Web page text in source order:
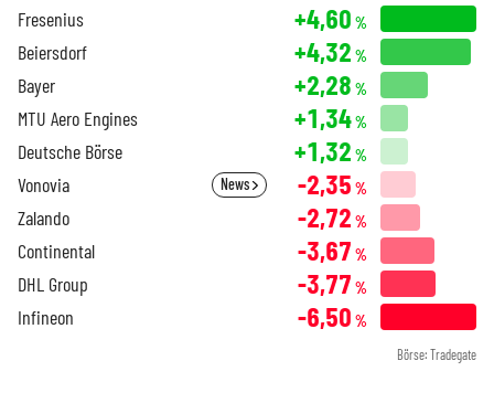
Fresenius +4,60 %
Beiersdorf +4,32 %
Bayer +2,28 %
MTU Aero Engines +1,34%
Deutsche Börse +1,32 %
Vonovia News -2,35 %
Zalando -2,72 %
Continental -3,67 %
DHL Group -3,77 %
Infineon -6,50 %
Börse: Tradegate